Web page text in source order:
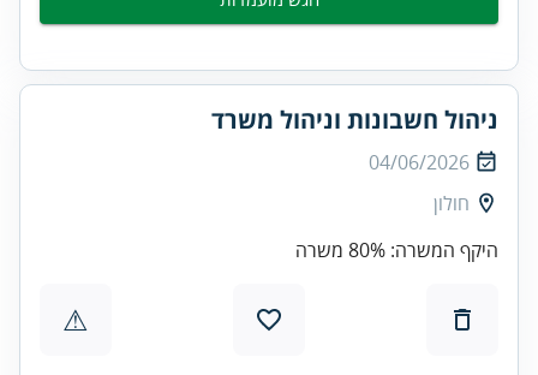
ניהול חשבונות וניהול משרד
04/06/2026
חולון
היקף המשרה: 80% משרה
⚠